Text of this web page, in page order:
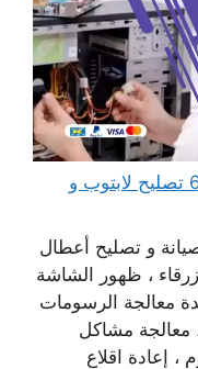
مهندس كمبيوتر صبحان 65511033 تصليح لابتوب و
و تصليح أعطال
، ظهور الشاشة
معالجة الرسومات
معالجة مشاكل
، إعادة اقلاع